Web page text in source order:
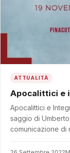
ATTUALITÀ
Apocalittici e
Apocalittici e
saggio di
comunicazione di